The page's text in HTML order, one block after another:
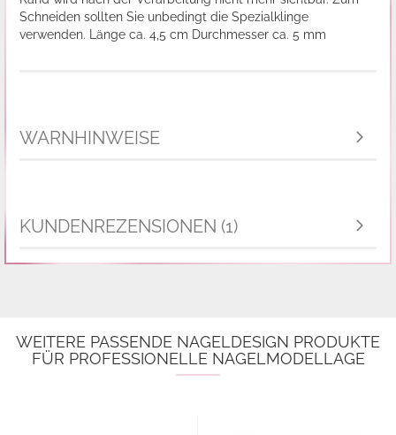
Schneiden sollten Sie unbedingt die Spezialklinge
verwenden. Länge ca. 4,5 cm Durchmesser ca. 5 mm
WARNHINWEISE
KUNDENREZENSIONEN (1)
WEITERE PASSENDE NAGELDESIGN PRODUKTE
FÜR PROFESSIONELLE NAGELMODELLAGE